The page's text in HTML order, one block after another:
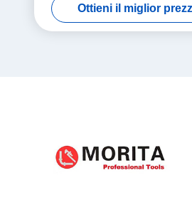
Ottieni il miglior